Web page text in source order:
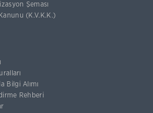
Şeması
(K.V.K.K.)
Bilgi Alımı
Rehberi